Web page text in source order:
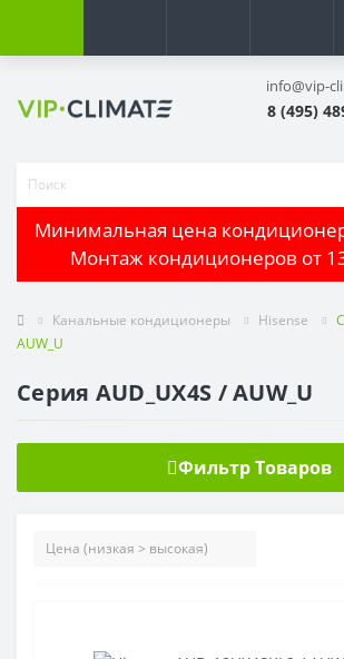
info@vip-
8 (495)
Минимальная цена
Монтаж кондиционеров от
Канальные кондиционеры Hisense
AUW_U
Серия AUD_UX4S / AUW_U
Фильтр Товаров